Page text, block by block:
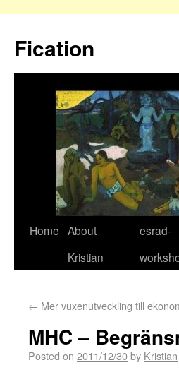
Fication
Home About
Kristian
esrad-
← Mer vuxenutveckling till
MHC –
Posted on 2011/12/30by Kristian